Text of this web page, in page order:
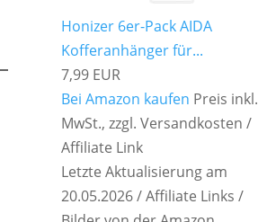
Honizer 6er-Pack AIDA
Kofferanhänger für...
7,99 EUR
Bei Amazon kaufen Preis inkl.
MwSt., zzgl. Versandkosten /
Affiliate Link
Letzte Aktualisierung am
20.05.2026 / Affiliate Links /